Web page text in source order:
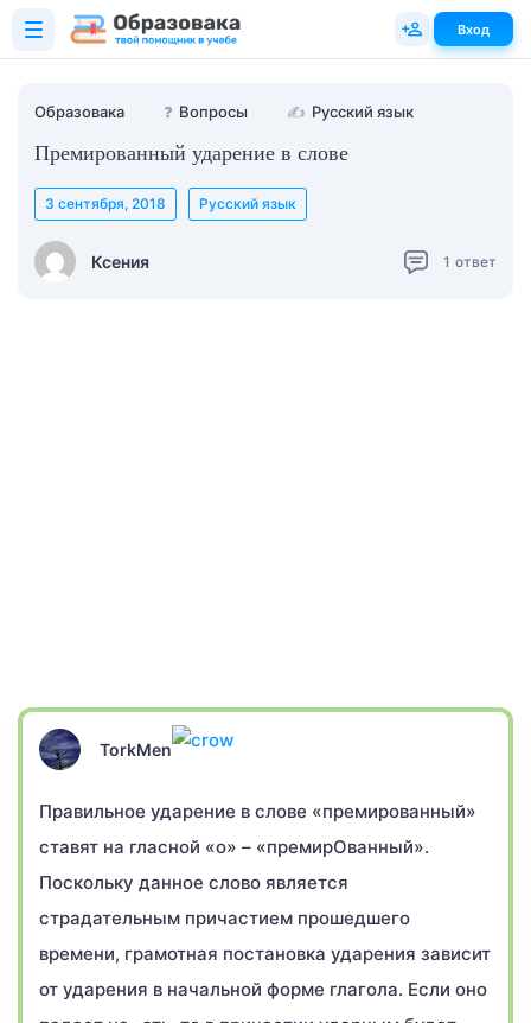
Образовака ❓ Вопросы ✍ Русский язык
Премированный ударение в слове
Ксения
3 сентября, 2018 Русский язык
1 ответ
TorkMen
Правильное ударение в слове «премированный»
ставят на гласной «о» – «премирОванный».
Поскольку данное слово является
страдательным причастием прошедшего
времени, грамотная постановка ударения зависит
от ударения в начальной форме глагола. Если оно
Вход